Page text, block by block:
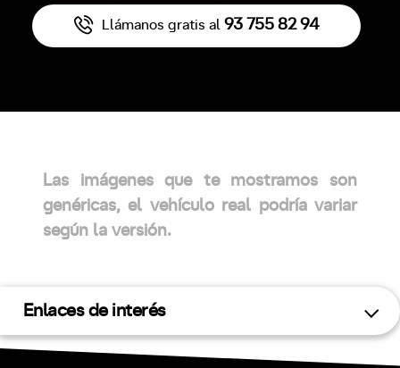
Llámanos gratis al 93 755 82 94
Las imágenes que te mostramos son
genéricas, el vehículo real podría variar
según la versión.
Enlaces de interés